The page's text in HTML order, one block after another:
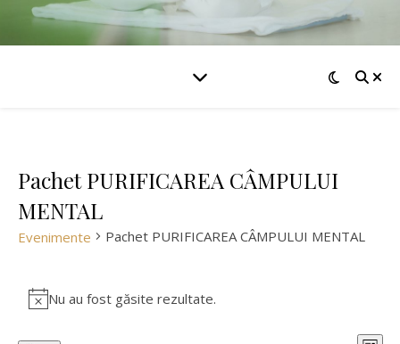
Pachet PURIFICAREA CÂMPULUI
MENTAL
Evenimente Pachet PURIFICAREA CÂMPULUI MENTAL
Evenimente
Notificare
Nu au fost găsite rezultate.